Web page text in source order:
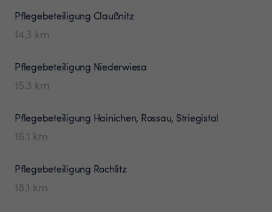
Pflegebeteiligung Claußnitz
14.3 km
Pflegebeteiligung Niederwiesa
15.3 km
Pflegebeteiligung Hainichen, Rossau, Striegistal
16.1 km
Pflegebeteiligung Rochlitz
18.1 km